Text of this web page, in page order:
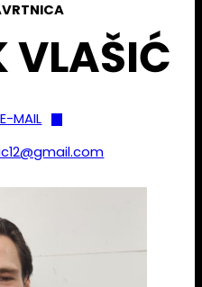
VLAŠIĆ
MAIL